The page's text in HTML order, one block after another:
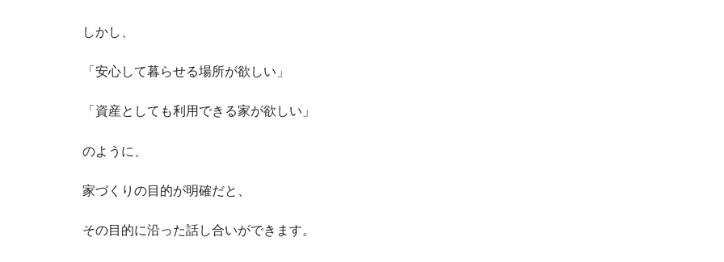
しかし、
「安心して暮らせる場所が欲しい」
「資産としても利用できる家が欲しい」
のように、
家づくりの目的が明確だと、
その目的に沿った話し合いができます。